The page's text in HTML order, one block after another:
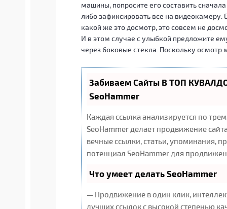
машины, попросите его составить
либо зафиксировать все на
какой же это досмотр, это совсем не
И в этом случае с улыбкой предложите
через боковые стекла. Поскольку
Забиваем Сайты В ТОП
SeoHammer
Каждая ссылка анализируется по
SeoHammer делает продвижение
вечные ссылки, статьи, упоминания,
потенциал SeoHammer для
Что умеет делать SeoHammer
— Продвижение в один клик,
лучших ссылок с высокой степенью